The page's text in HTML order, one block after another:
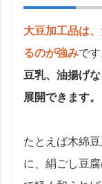
大豆加工品は
るのが強みです
豆乳、油揚げ
展開できます。
たとえば木綿
に、絹ごし豆